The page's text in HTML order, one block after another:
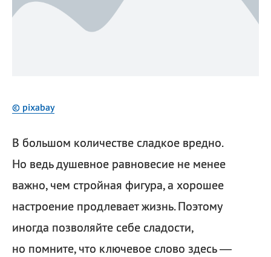
© pixabay
В большом количестве сладкое вредно.
Но ведь душевное равновесие не менее
важно, чем стройная фигура, а хорошее
настроение продлевает жизнь. Поэтому
иногда позволяйте себе сладости,
но помните, что ключевое слово здесь —